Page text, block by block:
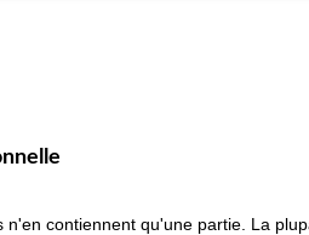
contiennent qu'une partie. La